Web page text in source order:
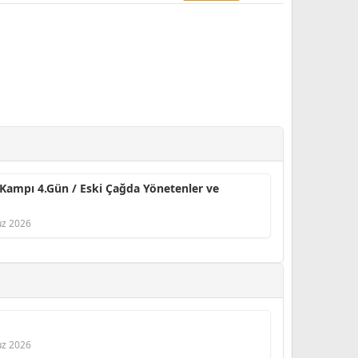
4.Gün / Eski Çağda Yönetenler ve
2026
2026